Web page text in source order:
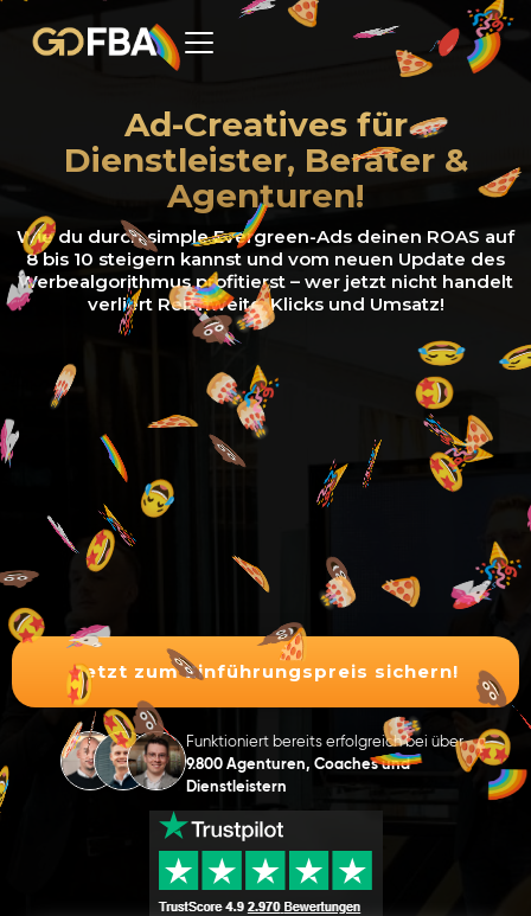
Ad-Creatives für
Dienstleister, Berater &
Agenturen!
Wie du durch simple Evergreen-Ads deinen ROAS auf
8 bis 10 steigern kannst und vom neuen Update des
Werbealgorithmus profitierst – wer jetzt nicht handelt
verliert Reichweite, Klicks und Umsatz!
Jetzt zum Einführungspreis sichern!
Funktioniert bereits erfolgreich bei über
9.800 Agenturen, Coaches und
Dienstleistern